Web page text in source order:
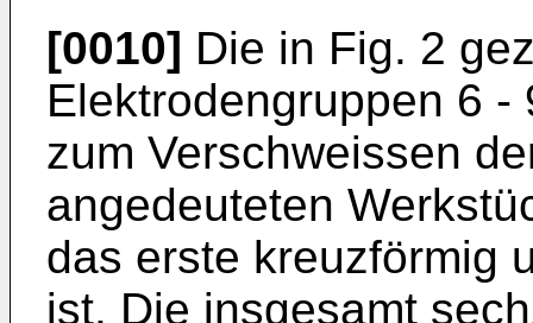
[0010] Die in Fig. 2
Elektrodengruppen 6
zum Verschweissen
angedeuteten
das erste kreuzförmig
ist. Die insgesamt